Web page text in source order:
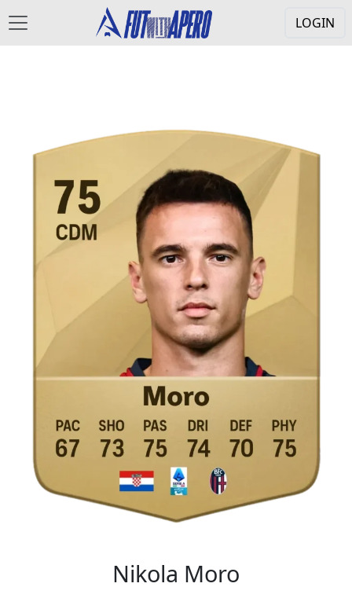
LOGIN
Nikola Moro